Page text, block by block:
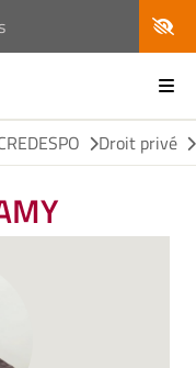
Droit privé